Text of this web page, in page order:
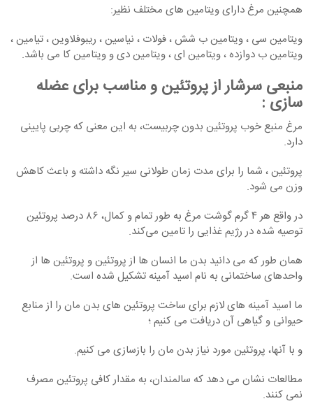
همچنین مرغ دارای ویتامین های مختلف نظیر:
ویتامین سی ، ویتامین ب شش ، فولات ، نیاسین ، ریبوفلاوین ، تیامین ،
ویتامین ب دوازده ، ویتامین ای ، ویتامین دی و ویتامین کا می باشد.
منبعی سرشار از پروتئین و مناسب برای عضله
سازی:
مرغ منبع خوب پروتئین بدون چربیست، به این معنی که چربی پایینی
دارد.
پروتئین ، شما را برای مدت زمان طولانی سیر نگه داشته و باعث کاهش
وزن می شود.
در واقع هر ۴ گرم گوشت مرغ به طور تمام و کمال، ۸۶ درصد پروتئین
توصیه شده در رژیم غذایی را تامین می‌کند.
همان‏ طور که می ‏دانید بدن ما انسان ‏ها از پروتئین و پروتئین ها از
واحدهای ساختمانی به نام اسید آمینه تشکیل شده است.
ما اسید آمینه ‏های لازم برای ساخت پروتئین‏ های بد‏ن‏ مان را از منابع
حیوانی و گیاهی آن دریافت می‏ کنیم ؛
و با آنها، پروتئین‏ مورد نیاز بدن ‏مان را بازسازی می ‏کنیم.
مطالعات نشان می ‏دهد که سالمندان، به مقدار کافی پروتئین مصرف
نمی کنند.